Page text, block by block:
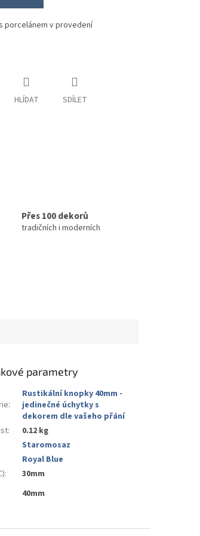
porcelánem v provedení
HLÍDAT SDÍLET
Přes 100 dekorů
tradičních i moderních
parametry
:
Rustikální knopky 40mm -
jedinečné úchytky s
dekorem dle vašeho přání
:
0.12 kg
Staromosaz
Royal Blue
:
30mm
40mm